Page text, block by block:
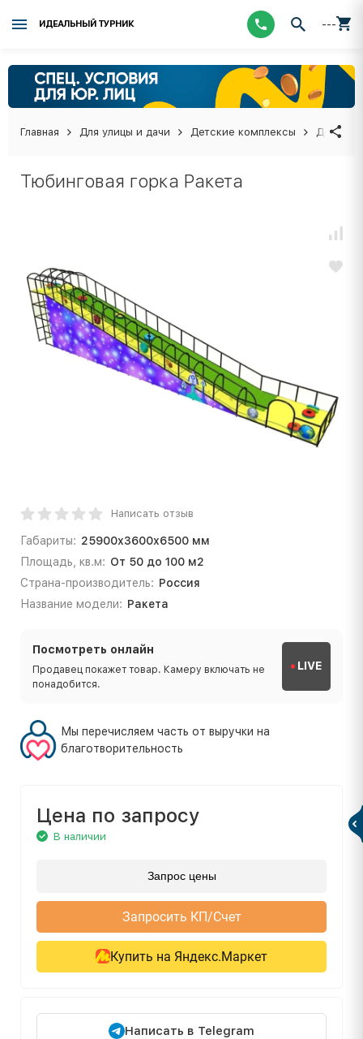
ИДЕАЛЬНЫЙ ТУРНИК ---
Главная Для улицы и дачи Детские комплексы
Тюбинговая горка Ракета
Написать отзыв
Габариты: 25900х3600х6500 мм
Площадь, кв.м: От 50 до 100 м2
Страна-производитель: Россия
Название модели: Ракета
Посмотреть онлайн
Продавец покажет товар. Камеру включать не
понадобится.
LIVE
Мы перечисляем часть от выручки на
благотворительность
Цена по запросу
В наличии
Запрос цены
Запросить КП/Счет
Купить на Яндекс.Маркет
Написать в Telegram